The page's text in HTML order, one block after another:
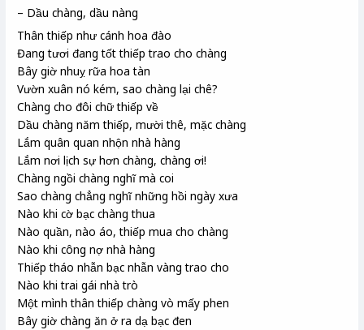
– Dầu chàng, dầu nàng
Thân thiếp như cánh hoa đào
Đang tươi đang tốt thiếp trao cho chàng
Bây giờ nhuỵ rữa hoa tàn
Vườn xuân nó kém, sao chàng lại chê?
Chàng cho đôi chữ thiếp về
Dầu chàng năm thiếp, mười thê, mặc chàng
Lắm quân quan nhộn nhà hàng
Lắm nơi lịch sự hơn chàng, chàng ơi!
Chàng ngồi chàng nghĩ mà coi
Sao chàng chẳng nghĩ những hồi ngày xưa
Nào khi cờ bạc chàng thua
Nào quần, nào áo, thiếp mua cho chàng
Nào khi công nợ nhà hàng
Thiếp tháo nhẫn bạc nhẫn vàng trao cho
Nào khi trai gái nhà trò
Một mình thân thiếp chàng vò mấy phen
Bây giờ chàng ăn ở ra dạ bạc đen